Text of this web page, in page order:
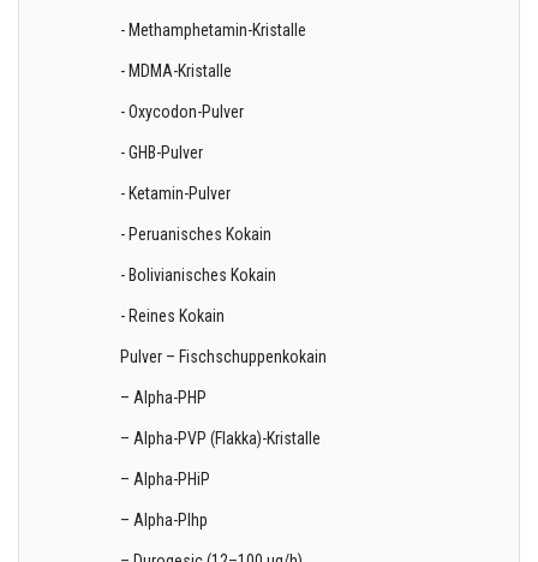
- Methamphetamin-Kristalle
- MDMA-Kristalle
- Oxycodon-Pulver
- GHB-Pulver
- Ketamin-Pulver
- Peruanisches Kokain
- Bolivianisches Kokain
- Reines Kokain
Pulver – Fischschuppenkokain
– Alpha-PHP
– Alpha-PVP (Flakka)-Kristalle
– Alpha-PHiP
– Alpha-PIhp